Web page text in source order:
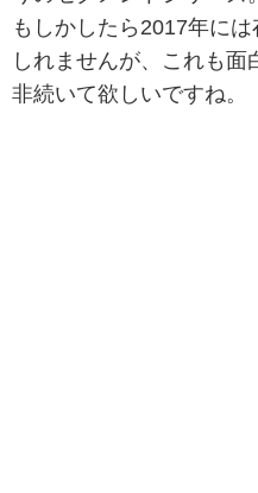
もしかしたら2017年に
しれませんが、これも
非続いて欲しいですね。